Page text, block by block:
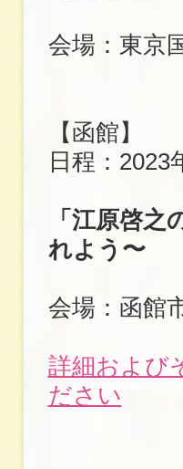
会場：東京
【函館】
日程：
「江原啓
れよう〜
会場：函館
詳細および
ださい